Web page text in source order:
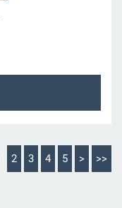
2 3 4 5 > >>